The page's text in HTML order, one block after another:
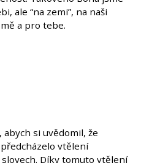
ale “na zemi”, na naši
a pro tebe.
si uvědomil, že
předcházelo vtělení
Díky tomuto vtělení